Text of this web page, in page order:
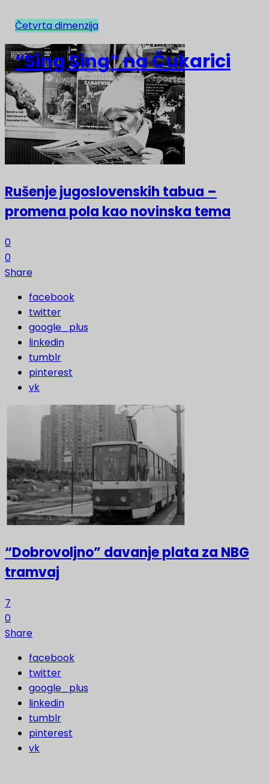
NAJNOVIJE
Rušenje jugoslovenskih tabua –
promena pola kao novinska tema
0
0
Share
facebook
twitter
google_plus
linkedin
tumblr
pinterest
vk
“Dobrovoljno” davanje plata za NBG
tramvaj
7
0
Share
facebook
twitter
google_plus
linkedin
tumblr
pinterest
vk
Četvrta dimenzija
“Sing Sing” na Čukarici